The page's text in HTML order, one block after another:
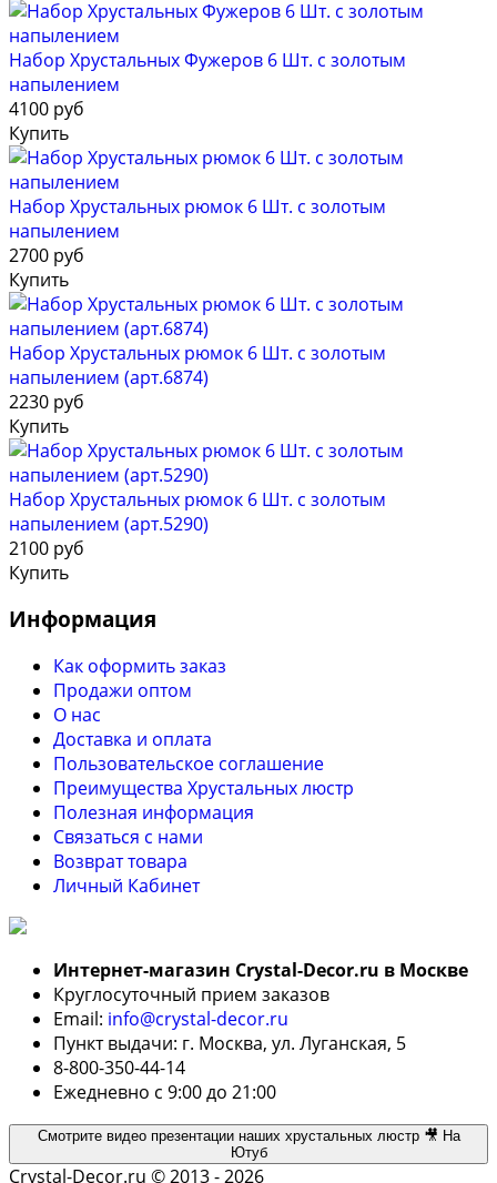
Набор Хрустальных Фужеров 6 Шт. с золотым
напылением
4100 руб
Купить
Набор Хрустальных рюмок 6 Шт. с золотым
напылением
2700 руб
Купить
Набор Хрустальных рюмок 6 Шт. с золотым
напылением (арт.6874)
2230 руб
Купить
Набор Хрустальных рюмок 6 Шт. с золотым
напылением (арт.5290)
2100 руб
Купить
Информация
Как оформить заказ
Продажи оптом
О нас
Доставка и оплата
Пользовательское соглашение
Преимущества Хрустальных люстр
Полезная информация
Связаться с нами
Возврат товара
Личный Кабинет
Интернет-магазин Crystal-Decor.ru в Москве
Круглосуточный прием заказов
Email: info@crystal-decor.ru
Пункт выдачи: г. Москва, ул. Луганская, 5
8-800-350-44-14
Ежедневно с 9:00 до 21:00
Смотрите видео презентации наших хрустальных люстр 🎥 На
Ютуб
Crystal-Decor.ru © 2013 - 2026